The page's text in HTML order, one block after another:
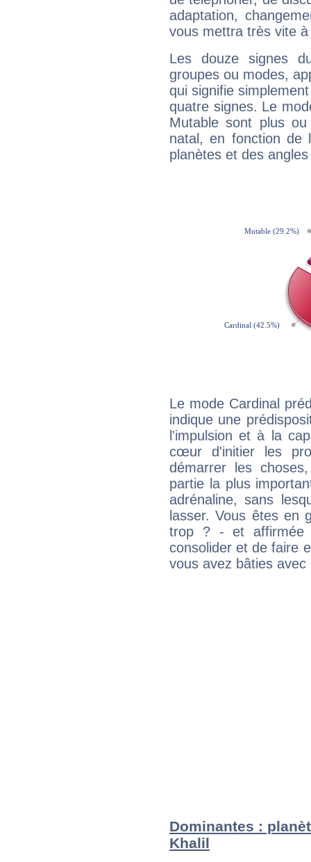
adaptation,
vous mettra très vite
Les douze signes
groupes ou modes,
qui signifie
quatre signes. Le
Mutable sont plus
natal, en fonction de
planètes et des
Le mode Cardinal
indique une
l'impulsion et à la
cœur d'initier les
démarrer les
partie la plus
adrénaline, sans
lasser. Vous êtes en
trop ? - et affirmée
consolider et de faire
vous avez bâties avec
Dominantes :
Khalil